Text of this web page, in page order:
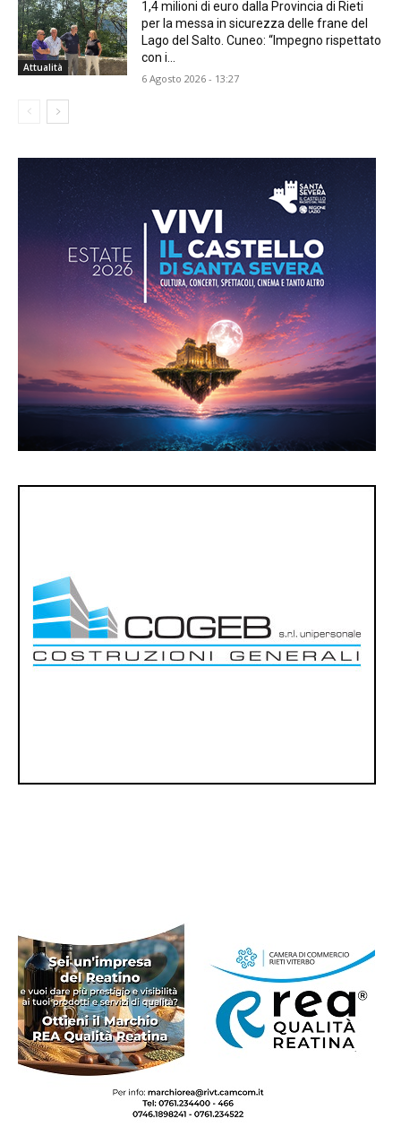
Attualità
1,4 milioni di euro dalla Provincia di Rieti
per la messa in sicurezza delle frane del
Lago del Salto. Cuneo: “Impegno rispettato
con i...
6 Agosto 2026 - 13:27